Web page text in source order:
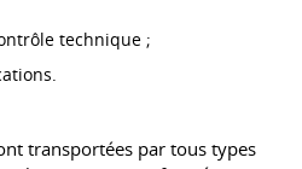
technique ;
transportées par tous types